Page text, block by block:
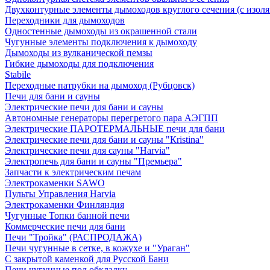
Двухконтурные элементы дымоходов круглого сечения (с
Переходники для дымоходов
Одностенные дымоходы из окрашенной стали
Чугунные элементы подключения к дымоходу
Дымоходы из вулканической пемзы
Гибкие дымоходы для подключения
Stabile
Переходные патрубки на дымоход (Рубцовск)
Печи для бани и сауны
Электрические печи для бани и сауны
Автономные генераторы перегретого пара АЭГПП
Электрические ПАРОТЕРМАЛЬНЫЕ печи для бани
Электрические печи для бани и сауны "Кristina"
Электрические печи для сауны "Harvia"
Электропечь для бани и сауны "Премьера"
Запчасти к электрическим печам
Электрокаменки SAWO
Пульты Управления Harvia
Электрокаменки Финляндия
Чугунные Топки банной печи
Коммерческие печи для бани
Печи "Тройка" (РАСПРОДАЖА)
Печи чугунные в сетке, в кожухе и "Ураган"
С закрытой каменкой для Русской Бани